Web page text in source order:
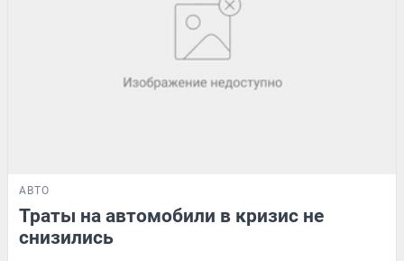
АВТО
Траты на автомобили в кризис не
снизились